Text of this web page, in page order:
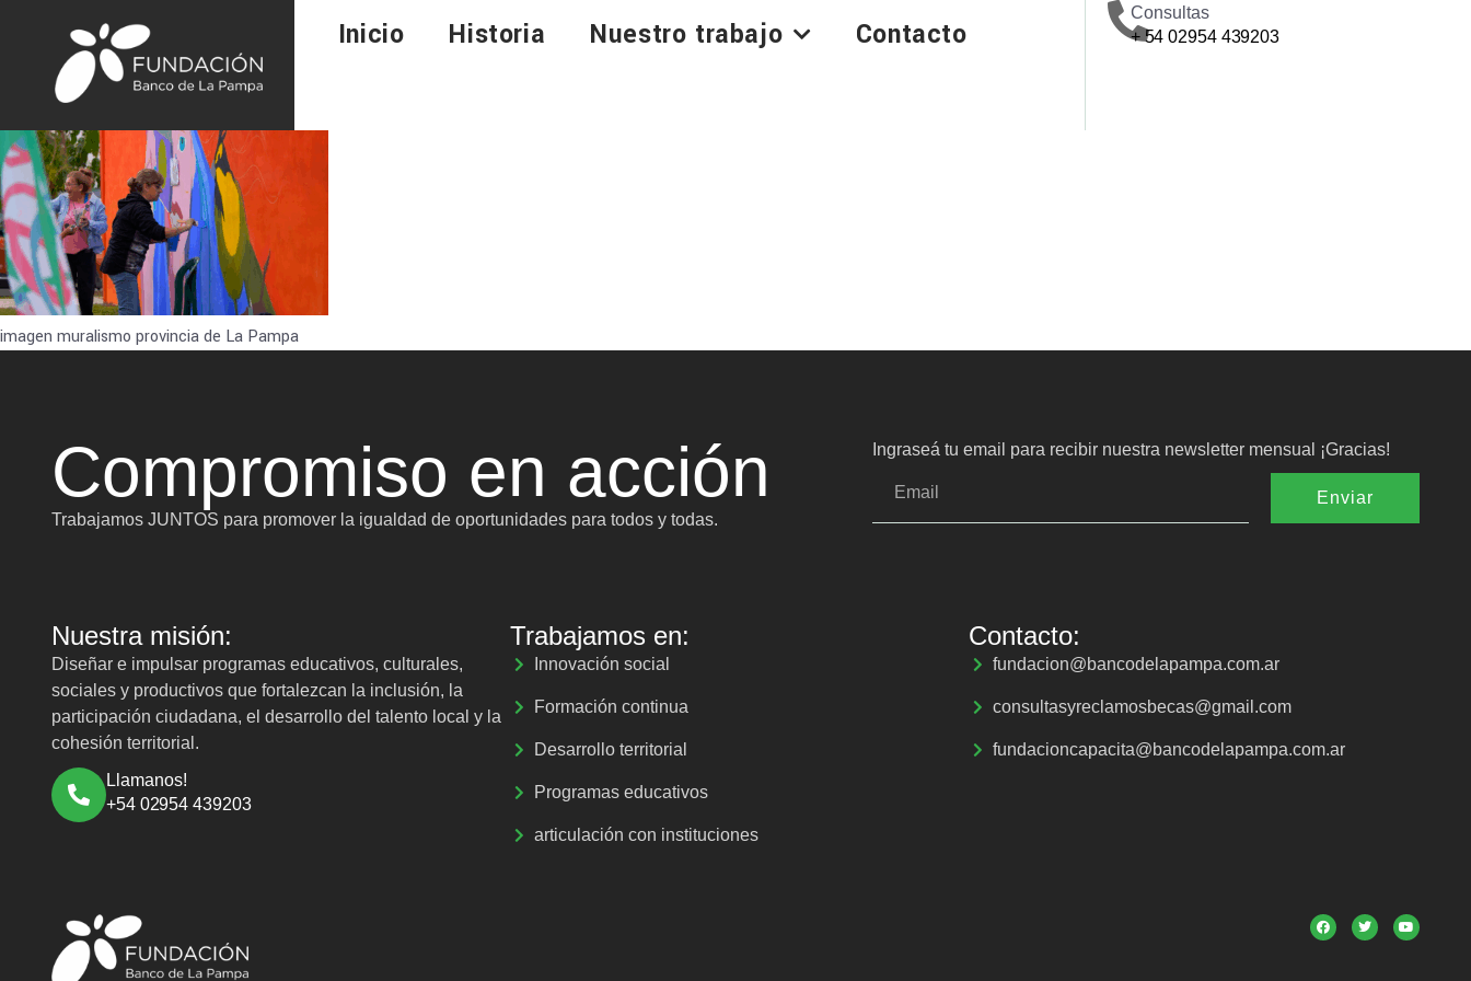
Inicio Historia Nuestro trabajo Contacto
Consultas
+ 54 02954 439203
imagen muralismo provincia de La Pampa
Compromiso en acción
Trabajamos JUNTOS para promover la igualdad de oportunidades para todos y todas.
Ingraseá tu email para recibir nuestra newsletter mensual ¡Gracias!
Enviar
Nuestra misión:
Diseñar e impulsar programas educativos, culturales,
sociales y productivos que fortalezcan la inclusión, la
participación ciudadana, el desarrollo del talento local y la
cohesión territorial.
Llamanos!
+54 02954 439203
Trabajamos en:
Innovación social
Formación continua
Desarrollo territorial
Programas educativos
articulación con instituciones
Contacto:
fundacion@bancodelapampa.com.ar
consultasyreclamosbecas@gmail.com
fundacioncapacita@bancodelapampa.com.ar